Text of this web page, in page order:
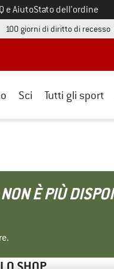
e AiutoStato dell’ordine
Si apre in una casella
100 giorni di diritto di recesso
Sci Tutti gli sport
È PIÙ